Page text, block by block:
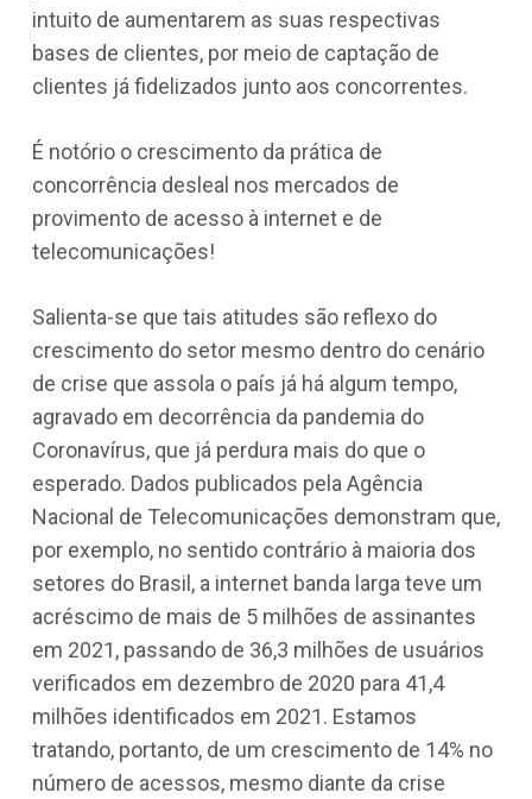
intuito de aumentarem as suas respectivas
bases de clientes, por meio de captação de
clientes já fidelizados junto aos concorrentes.
É notório o crescimento da prática de
concorrência desleal nos mercados de
provimento de acesso à internet e de
telecomunicações!
Salienta-se que tais atitudes são reflexo do
crescimento do setor mesmo dentro do cenário
de crise que assola o país já há algum tempo,
agravado em decorrência da pandemia do
Coronavírus, que já perdura mais do que o
esperado. Dados publicados pela Agência
Nacional de Telecomunicações demonstram que,
por exemplo, no sentido contrário à maioria dos
setores do Brasil, a internet banda larga teve um
acréscimo de mais de 5 milhões de assinantes
em 2021, passando de 36,3 milhões de usuários
verificados em dezembro de 2020 para 41,4
milhões identificados em 2021. Estamos
tratando, portanto, de um crescimento de 14% no
número de acessos, mesmo diante da crise